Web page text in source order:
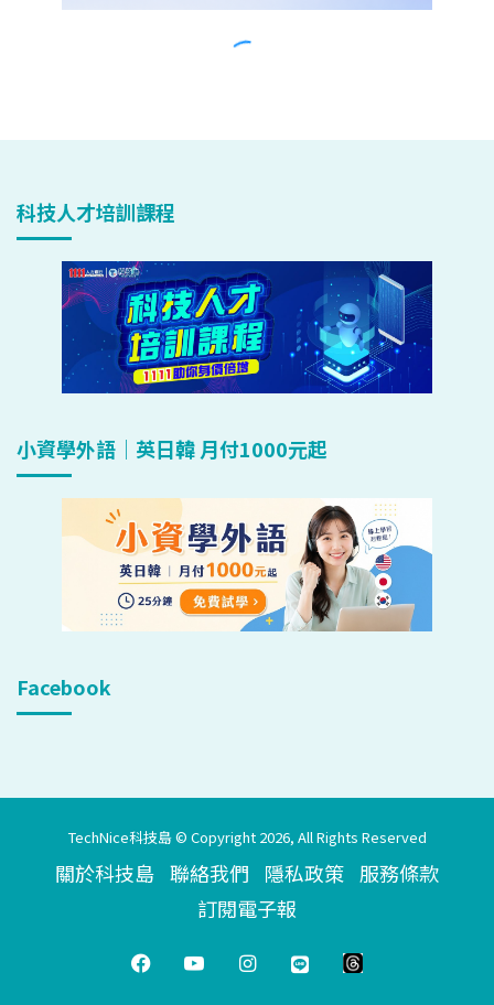
科技人才培訓課程
小資學外語｜英日韓 月付1000元起
Facebook
TechNice科技島 © Copyright 2026, All Rights Reserved
關於科技島 聯絡我們 隱私政策 服務條款
訂閱電子報